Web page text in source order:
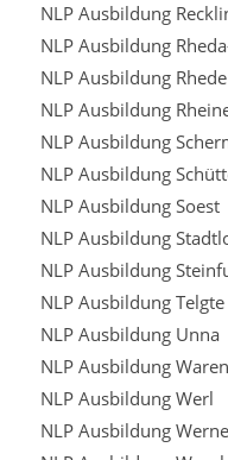
NLP Ausbildung
NLP Ausbildung
NLP Ausbildung Rhede
NLP Ausbildung
NLP Ausbildung
NLP Ausbildung
NLP Ausbildung Soest
NLP Ausbildung
NLP Ausbildung
NLP Ausbildung Telgte
NLP Ausbildung Unna
NLP Ausbildung
NLP Ausbildung Werl
NLP Ausbildung Werne